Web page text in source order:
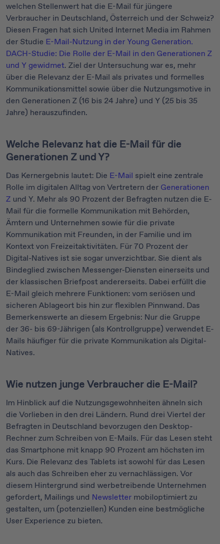
welchen Stellenwert hat die E-Mail für jüngere
Verbraucher in Deutschland, Österreich und der Schweiz?
Diesen Fragen hat sich United Internet Media im Rahmen
der Studie E-Mail-Nutzung in der Young Generation.
DACH-Studie: Die Rolle der E-Mail in den Generationen Z
und Y gewidmet. Ziel der Untersuchung war es, mehr
über die Relevanz der E-Mail als privates und formelles
Kommunikationsmittel sowie über die Nutzungsmotive in
den Generationen Z (16 bis 24 Jahre) und Y (25 bis 35
Jahre) herauszufinden.
Welche Relevanz hat die E-Mail für die
Generationen Z und Y?
Das Kernergebnis lautet: Die E-Mail spielt eine zentrale
Rolle im digitalen Alltag von Vertretern der Generationen
Z und Y. Mehr als 90 Prozent der Befragten nutzen die E-
Mail für die formelle Kommunikation mit Behörden,
Ämtern und Unternehmen sowie für die private
Kommunikation mit Freunden, in der Familie und im
Kontext von Freizeitaktivitäten. Für 70 Prozent der
Digital-Natives ist sie sogar unverzichtbar. Sie dient als
Bindeglied zwischen Messenger-Diensten einerseits und
der klassischen Briefpost andererseits. Dabei erfüllt die
E-Mail gleich mehrere Funktionen: vom seriösen und
sicheren Ablageort bis hin zur flexiblen Pinnwand. Das
Bemerkenswerte an diesem Ergebnis: Nur die Gruppe
der 36- bis 69-Jährigen (als Kontrollgruppe) verwendet E-
Mails häufiger für die private Kommunikation als Digital-
Natives.
Wie nutzen junge Verbraucher die E-Mail?
Im Hinblick auf die Nutzungsgewohnheiten ähneln sich
die Vorlieben in den drei Ländern. Rund drei Viertel der
Befragten in Deutschland bevorzugen den Desktop-
Rechner zum Schreiben von E-Mails. Für das Lesen steht
das Smartphone mit knapp 90 Prozent am höchsten im
Kurs. Die Relevanz des Tablets ist sowohl für das Lesen
als auch das Schreiben eher zu vernachlässigen. Vor
diesem Hintergrund sind werbetreibende Unternehmen
gefordert, Mailings und Newsletter mobiloptimiert zu
gestalten, um (potenziellen) Kunden eine bestmögliche
User Experience zu bieten.